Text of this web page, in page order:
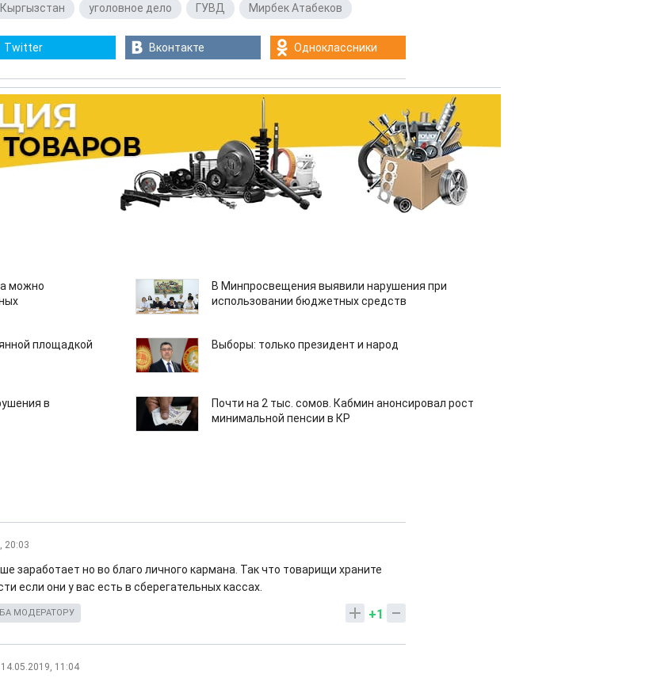
Кыргызстан уголовное дело ГУВД Мирбек Атабеков
Twitter Вконтакте Одноклассники
можно
В Минпросвещения выявили нарушения при
использовании бюджетных средств
площадкой
Выборы: только президент и народ
в
Почти на 2 тыс. сомов. Кабмин анонсировал рост
минимальной пенсии в КР
20:03
заработает но во благо личного кармана. Так что товарищи храните
если они у вас есть в сберегательных кассах.
+1
МОДЕРАТОРУ
14.05.2019, 11:04